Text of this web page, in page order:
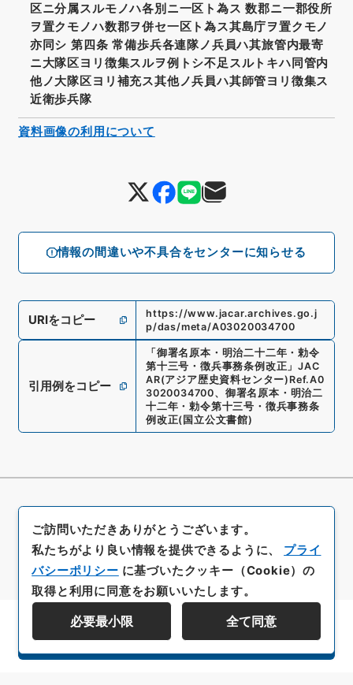
情報の間違いや不具合をセンターに知らせる
区ニ分属スルモノハ各別ニ一区ト為ス 数郡ニ一郡役所
ヲ置クモノハ数郡ヲ併セ一区ト為ス其島庁ヲ置クモノ
亦同シ 第四条 常備歩兵各連隊ノ兵員ハ其旅管内最寄
ニ大隊区ヨリ徴集スルヲ例トシ不足スルトキハ同管内
他ノ大隊区ヨリ補充ス其他ノ兵員ハ其師管ヨリ徴集ス
近衛歩兵隊
URIをコピー
https://www.jacar.archives.go.j
p/das/meta/A03020034700
引用例をコピー
「 御署名原本・明治二十二年・勅令
第十三号・徴兵事務条例改正 」JAC
AR(アジア歴史資料センター) Ref.A0
3020034700、 御署名原本・明治二
十二年・勅令第十三号・徴兵事務条
例改正( 国立公文書館)
資料画像の利用について
資料群階層を表示する
ご訪問いただきありがとうございます。
私たちがより良い情報を提供できるように、 プライ
バシーポリシー に基づいたクッキー（Cookie）の
取得と利用に同意をお願いいたします。
必要最小限 全て同意